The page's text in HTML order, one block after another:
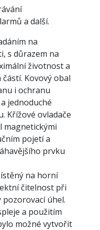
a další.
na
s důrazem na
životnost a
Kovový obal
i ochranu
jednoduché
Křížové ovladače
magnetickými
pojetí a
prvku
na horní
čitelnost při
úhel.
a použitím
možné vytvořit